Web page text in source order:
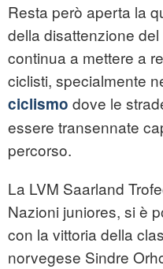
Resta però aperta la
della disattenzione
continua a mettere a
ciclisti, specialmente
ciclismo dove le
essere transennate
percorso.
La LVM Saarland
Nazioni juniores, si è
con la vittoria della
norvegese Sindre